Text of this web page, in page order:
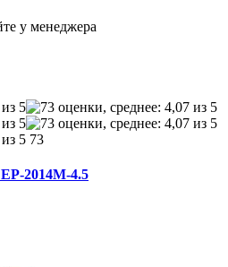
у менеджера
73
2014M-4.5